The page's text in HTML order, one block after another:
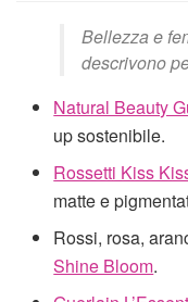
Bellezza e
descrivono
Natural Beauty
up sostenibile.
Rossetti Kiss
matte e
Rossi, rosa,
Shine Bloom.